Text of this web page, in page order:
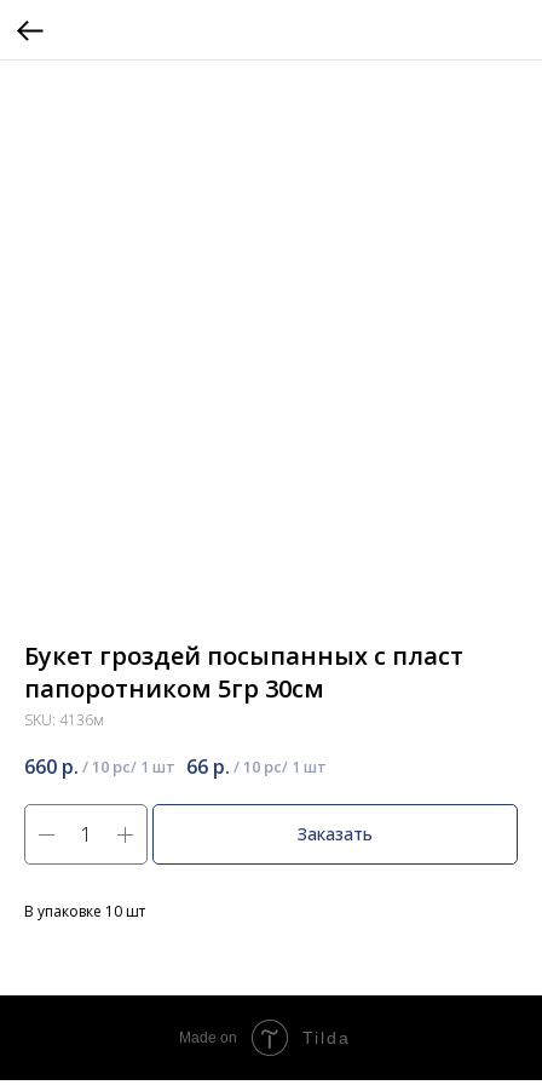
Букет гроздей посыпанных с пласт
папоротником 5гр 30см
SKU: 4136м
660 р. / 10 pc 66 р. / 10 pc
Заказать
В упаковке 10 шт
Made on Tilda